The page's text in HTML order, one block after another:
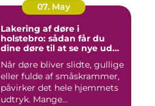
07. May
Lakering af døre i
holstebro: sådan får du
dine døre til at se nye ud
Når døre bliver slidte, gullige
eller fulde af småskrammer,
påvirker det hele hjemmets
udtryk. Mange...